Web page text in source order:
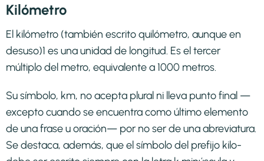
Kilómetro
El kilómetro (también escrito quilómetro, aunque en
desuso)1​ es una unidad de longitud. Es el tercer
múltiplo del metro, equivalente a 1000 metros.
Su símbolo, km, no acepta plural ni lleva punto final —
excepto cuando se encuentra como último elemento
de una frase u oración— por no ser de una abreviatura.
Se destaca, además, que el símbolo del prefijo kilo-